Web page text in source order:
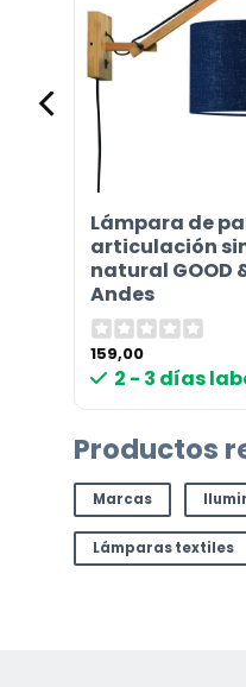
Incluido por
Etiqueta
¿TIENES
Contáctenos.
correo
Lámpara de
articulación
natural GOOD
Andes
159,00
2 - 3 días
Productos
Marcas
Lámparas textiles